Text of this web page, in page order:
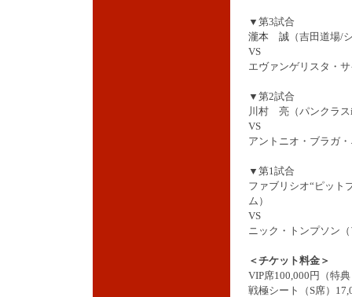
▼第3試合
瀧本 誠（吉田道場/
VS
エヴァンゲリスタ・
▼第2試合
川村 亮（パンクラス
VS
アントニオ・ブラガ
▼第1試合
ファブリシオ“ピット
ム）
VS
ニック・トンプソン
＜チケット料金＞
VIP席100,000円（特
戦極シート（S席）